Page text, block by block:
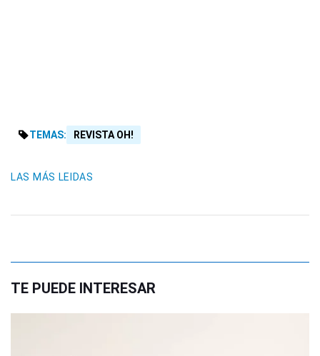
TEMAS: REVISTA OH!
LAS MÁS LEIDAS
TE PUEDE INTERESAR